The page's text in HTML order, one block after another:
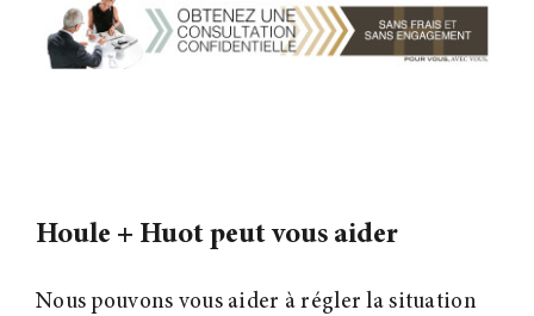
Houle + Huot peut vous aider
Nous pouvons vous aider à régler la situation